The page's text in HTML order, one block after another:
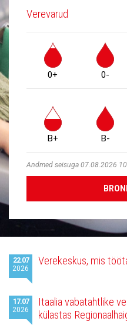
Verevarud
0+ 0-
B+ B-
Andmed seisuga 07.08.2026
Viimased
uudised
22.07
2026
Verekeskus, mis
17.07
2026
Itaalia vabatahtlike
külastas